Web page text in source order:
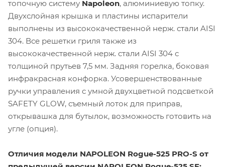
топочную систему Napoleon, алюминиевую топку.
Двухслойная крышка и пластины испарители
выполнены из высококачественной нерж. стали AISI
304. Все решетки гриля также из
высококачественной нерж. стали AISI 304 с
толщиной прутьев 7,5 мм. Задняя горелка, боковая
инфракрасная конфорка. Усовершенствованные
ручки управления с умной двухцветной подсветкой
SAFETY GLOW, съемный лоток для приправ,
открывашка для бутылок, возможность готовить на
угле (опция).
Отличия модели NAPOLEON Rogue-525 PRO-S от